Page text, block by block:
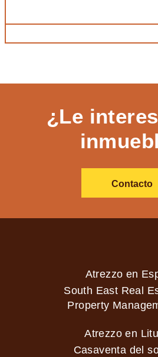
¿Le
Contacto
Atrezzo en
South East Real
Property
Atrezzo en
Casaventa del